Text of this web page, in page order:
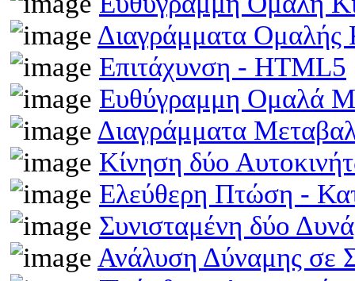
Διαγράμματα
Επιτάχυνση - HTML5
Ευθύγραμμη Ομαλά
Διαγράμματα
Κίνηση δύο
Ελεύθερη Πτώση -
Συνισταμένη δύο
Ανάλυση Δύναμης σε